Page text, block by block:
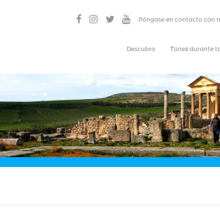
Póngase en contacto con
Descubra Túnez durante